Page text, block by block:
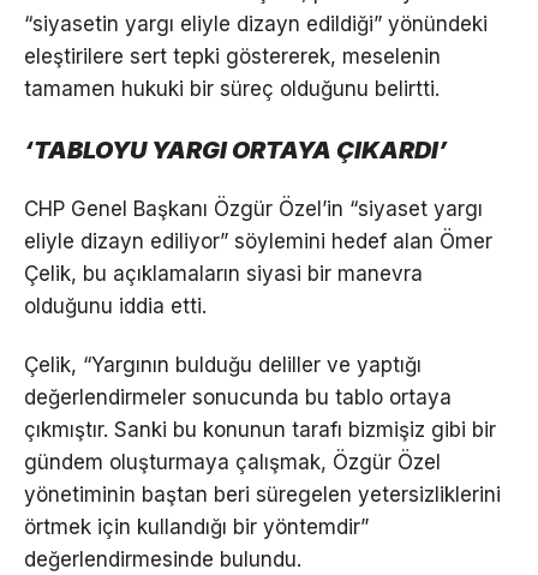
“siyasetin yargı eliyle dizayn edildiği” yönündeki
eleştirilere sert tepki göstererek, meselenin
tamamen hukuki bir süreç olduğunu belirtti.
‘TABLOYU YARGI ORTAYA ÇIKARDI’
CHP Genel Başkanı Özgür Özel’in “siyaset yargı
eliyle dizayn ediliyor” söylemini hedef alan Ömer
Çelik, bu açıklamaların siyasi bir manevra
olduğunu iddia etti.
Çelik, “Yargının bulduğu deliller ve yaptığı
değerlendirmeler sonucunda bu tablo ortaya
çıkmıştır. Sanki bu konunun tarafı bizmişiz gibi bir
gündem oluşturmaya çalışmak, Özgür Özel
yönetiminin baştan beri süregelen yetersizliklerini
örtmek için kullandığı bir yöntemdir”
değerlendirmesinde bulundu.